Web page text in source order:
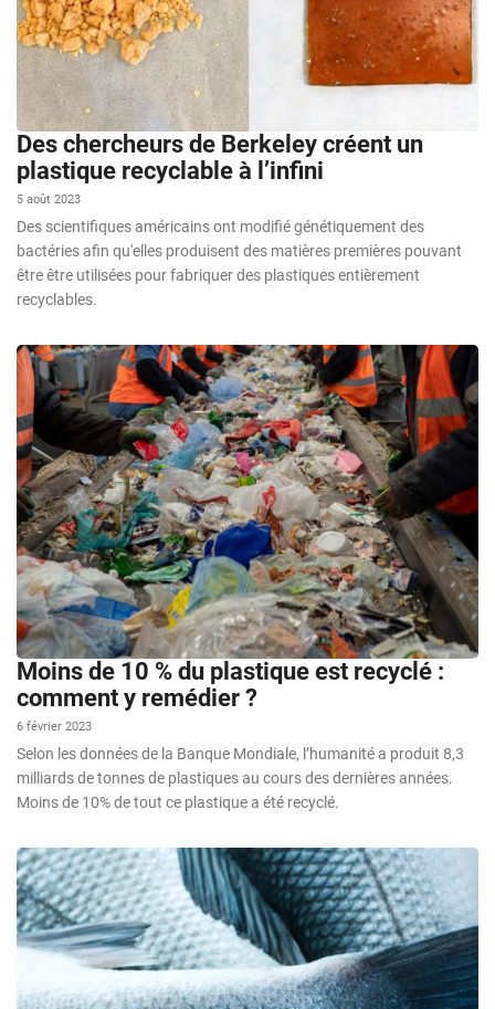
Des chercheurs de Berkeley créent un
plastique recyclable à l’infini
5 août 2023
Des scientifiques américains ont modifié génétiquement des
bactéries afin qu'elles produisent des matières premières pouvant
être être utilisées pour fabriquer des plastiques entièrement
recyclables.
Moins de 10 % du plastique est recyclé :
comment y remédier ?
6 février 2023
Selon les données de la Banque Mondiale, l’humanité a produit 8,3
milliards de tonnes de plastiques au cours des dernières années.
Moins de 10% de tout ce plastique a été recyclé.